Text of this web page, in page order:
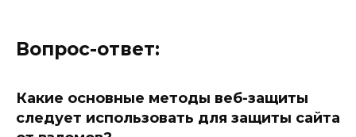
Вопрос-ответ:
Какие основные методы веб-защиты
следует использовать для защиты сайта